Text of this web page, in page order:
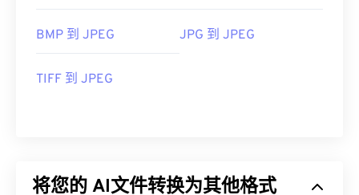
BMP 到 JPEG JPG 到 JPEG
TIFF 到 JPEG
将您的 AI文件转换为其他格式